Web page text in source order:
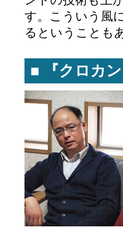
す。こういう風
るということも
■ 『クロカ